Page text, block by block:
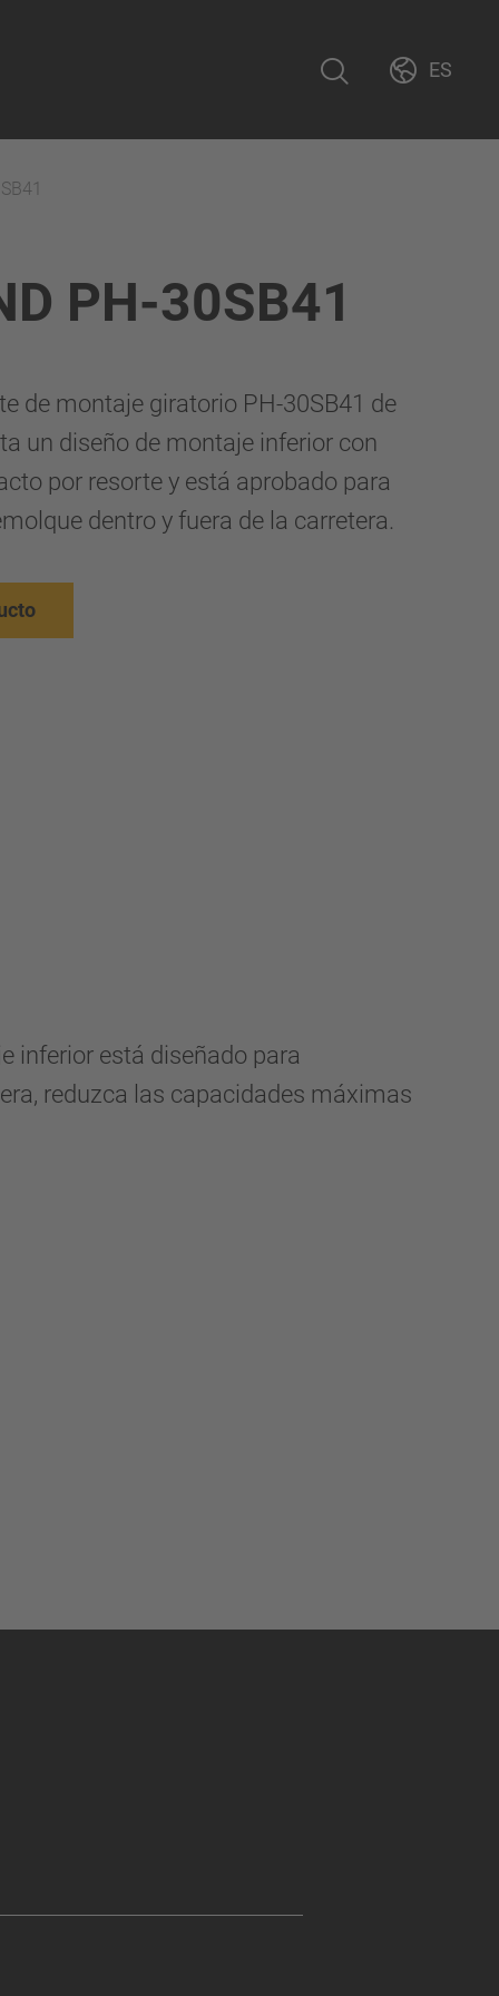
ES
PH-30SB41
de montaje giratorio PH-30SB41 de
un diseño de montaje inferior con
por resorte y está aprobado para
dentro y fuera de la carretera.
inferior está diseñado para
reduzca las capacidades máximas